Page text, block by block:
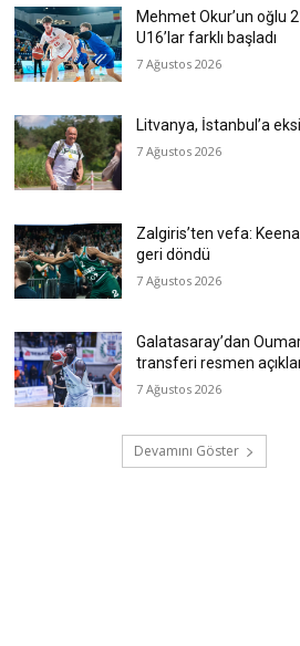
Mehmet Okur’un oğlu
U16’lar farklı başladı
7 Ağustos 2026
Litvanya, İstanbul’a
7 Ağustos 2026
Zalgiris’ten vefa:
geri döndü
7 Ağustos 2026
Galatasaray’dan
transferi resmen
7 Ağustos 2026
Devamını Göster